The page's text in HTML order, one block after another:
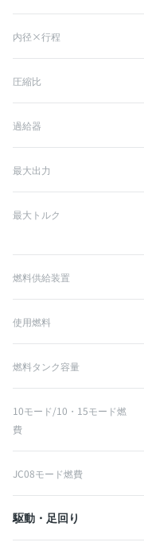
内径×行程
圧縮比
過給器
最大出力
最大トルク
燃料供給装置
使用燃料
燃料タンク容量
10モード/10・15モード燃
費
JC08モード燃費
駆動・足回り